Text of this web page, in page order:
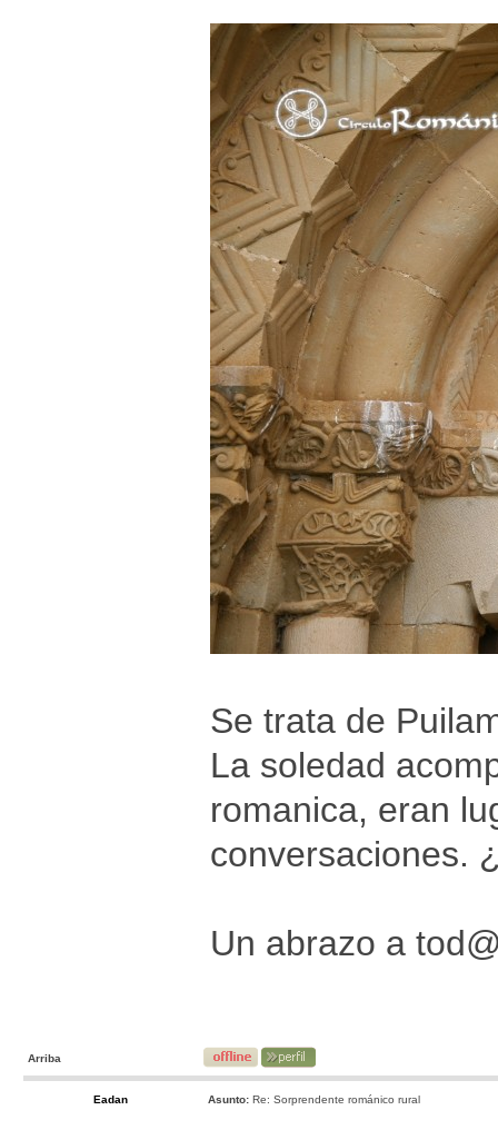
Se trata de
La soledad
romanica, eran
conversaciones.
Un abrazo a
Arriba
Eadan Asunto: Re: Sorprendente románico rural